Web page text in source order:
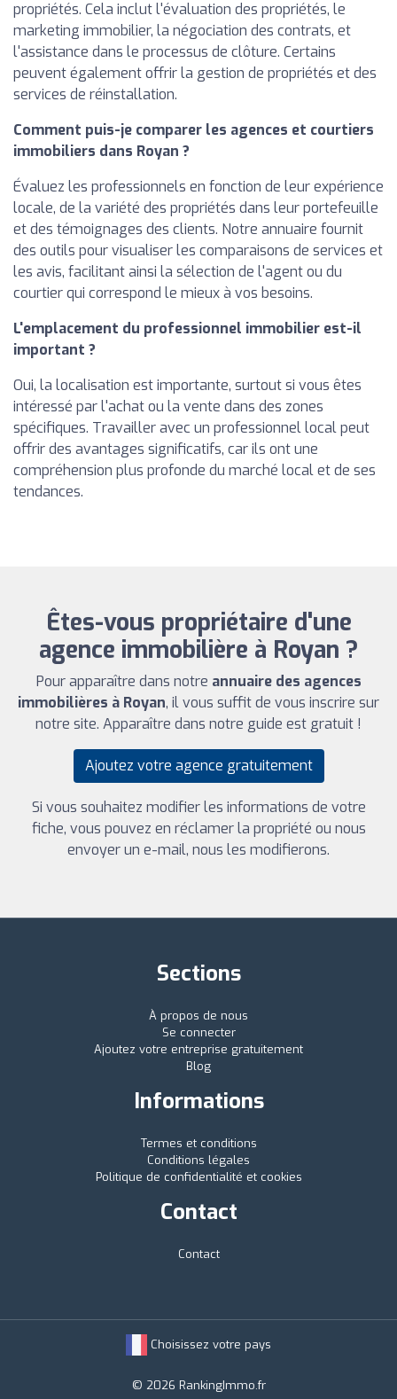
propriétés. Cela inclut l'évaluation des propriétés, le
marketing immobilier, la négociation des contrats, et
l'assistance dans le processus de clôture. Certains
peuvent également offrir la gestion de propriétés et des
services de réinstallation.
Comment puis-je comparer les agences et courtiers
immobiliers dans Royan ?
Évaluez les professionnels en fonction de leur expérience
locale, de la variété des propriétés dans leur portefeuille
et des témoignages des clients. Notre annuaire fournit
des outils pour visualiser les comparaisons de services et
les avis, facilitant ainsi la sélection de l'agent ou du
courtier qui correspond le mieux à vos besoins.
L'emplacement du professionnel immobilier est-il
important ?
Oui, la localisation est importante, surtout si vous êtes
intéressé par l'achat ou la vente dans des zones
spécifiques. Travailler avec un professionnel local peut
offrir des avantages significatifs, car ils ont une
compréhension plus profonde du marché local et de ses
tendances.
Êtes-vous propriétaire d'une
agence immobilière à Royan ?
Pour apparaître dans notre annuaire des agences
immobilières à Royan, il vous suffit de vous inscrire sur
notre site. Apparaître dans notre guide est gratuit !
Ajoutez votre agence gratuitement
Si vous souhaitez modifier les informations de votre
fiche, vous pouvez en réclamer la propriété ou nous
envoyer un e-mail, nous les modifierons.
Sections
À propos de nous
Se connecter
Ajoutez votre entreprise gratuitement
Blog
Informations
Termes et conditions
Conditions légales
Politique de confidentialité et cookies
Contact
Contact
Choisissez votre pays
© 2026 RankingImmo.fr